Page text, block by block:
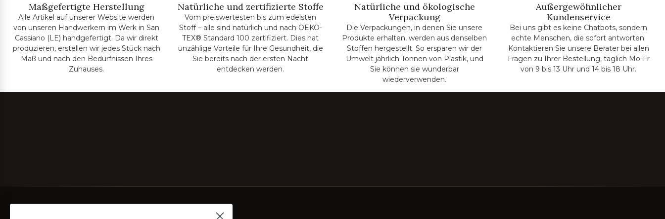
Maßgefertigte Herstellung
Alle Artikel auf unserer Website werden
von unseren Handwerkern im Werk in San
Cassiano (LE) handgefertigt. Da wir direkt
produzieren, erstellen wir jedes Stück nach
Maß und nach den Bedürfnissen Ihres
Zuhauses.
Natürliche und zertifizierte Stoffe
Vom preiswertesten bis zum edelsten
Stoff – alle sind natürlich und nach OEKO-
TEX® Standard 100 zertifiziert. Dies hat
unzählige Vorteile für Ihre Gesundheit, die
Sie bereits nach der ersten Nacht
entdecken werden.
Natürliche und ökologische
Verpackung
Die Verpackungen, in denen Sie unsere
Produkte erhalten, werden aus denselben
Stoffen hergestellt. So ersparen wir der
Umwelt jährlich Tonnen von Plastik, und
Sie können sie wunderbar
wiederverwenden.
Außergewöhnlicher
Kundenservice
Bei uns gibt es keine Chatbots, sondern
echte Menschen, die sofort antworten.
Kontaktieren Sie unsere Berater bei allen
Fragen zu Ihrer Bestellung, täglich Mo-Fr
von 9 bis 13 Uhr und 14 bis 18 Uhr.